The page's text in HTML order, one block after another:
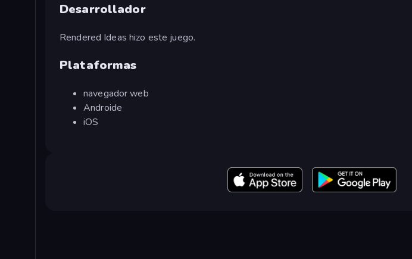
Desarrollador
Rendered Ideas hizo este juego.
Plataformas
navegador web
Androide
iOS